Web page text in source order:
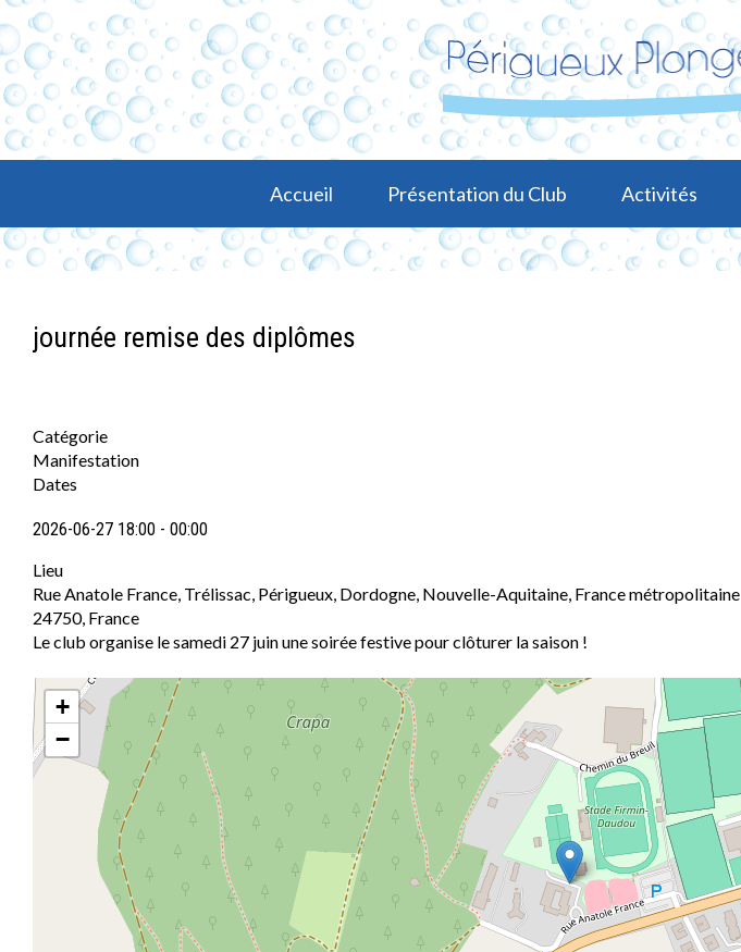
Accueil Présentation du Club Activités
journée remise des diplômes
Catégorie
Manifestation
Dates
2026-06-27 18:00 - 00:00
Lieu
Rue Anatole France, Trélissac, Périgueux, Dordogne, Nouvelle-Aquitaine, France métropolitaine
24750, France
Le club organise le samedi 27 juin une soirée festive pour clôturer la saison !
+
−